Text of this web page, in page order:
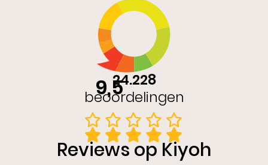
9,524.228
beoordelingen
Reviews op Kiyoh